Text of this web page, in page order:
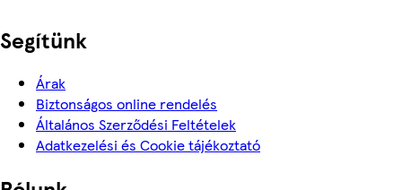
Segítünk
Árak
Biztonságos online rendelés
Általános Szerződési Feltételek
Adatkezelési és Cookie tájékoztató